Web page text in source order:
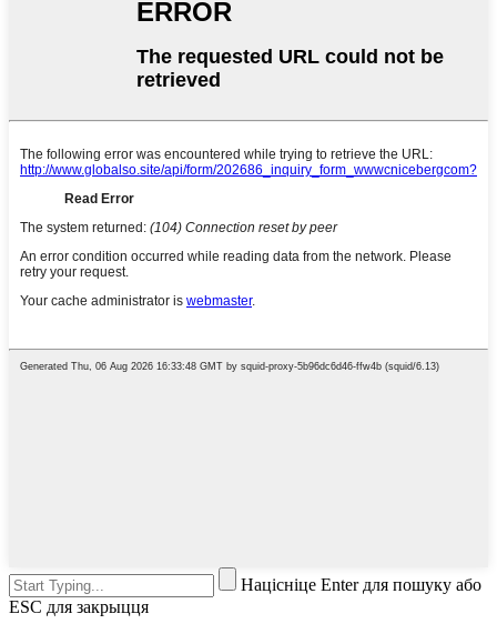
Націсніце Enter для пошуку або
ESC для закрыцця